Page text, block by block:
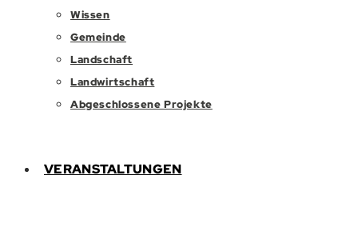
Wissen
Gemeinde
Landschaft
Landwirtschaft
Abgeschlossene Projekte
VERANSTALTUNGEN